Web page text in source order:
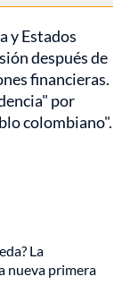
y Estados
después de
financieras.
por
colombiano".
La
nueva primera